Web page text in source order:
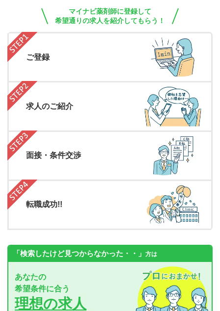
マイナビ薬剤師に登録して
希望通りの求人を紹介してもらう！
ご登録
求人のご紹介
面接・条件交渉
転職成功!!
「検索したけど見つからなかった・・」 方は
あなたの
希望条件に合う
理想の求人